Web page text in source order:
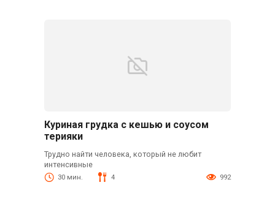
Куриная грудка с кешью и соусом
терияки
Трудно найти человека, который не любит
интенсивные
30 мин. 4 992